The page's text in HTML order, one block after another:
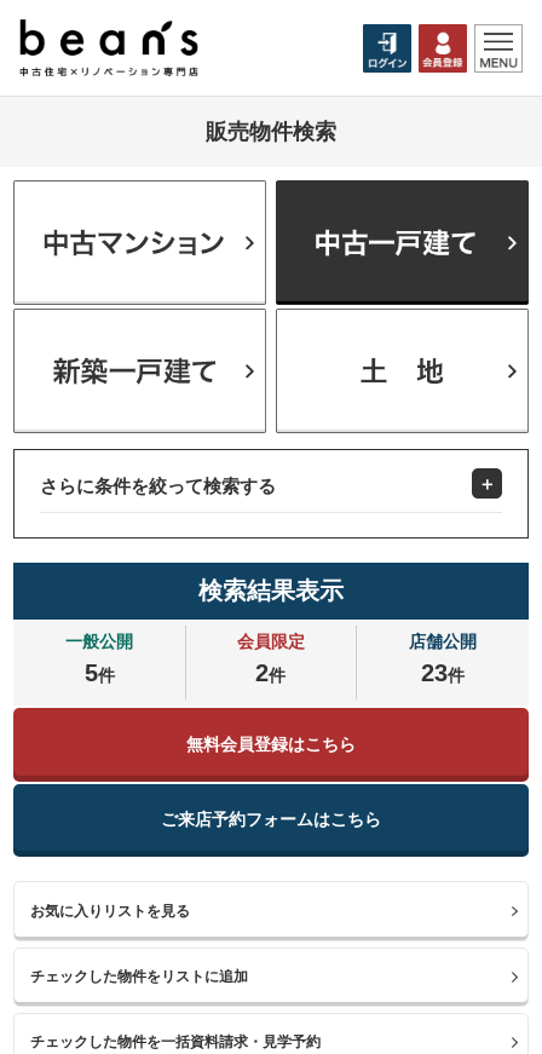
販売物件検索
さらに条件を絞って検索する
検索結果表示
一般公開
5件
会員限定
2件
店舗公開
23件
無料会員登録はこちら
ご来店予約フォームはこちら
お気に入りリストを見る